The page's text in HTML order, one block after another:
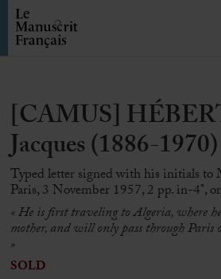
[CAMUS]
Jacques (1886-1970)
Typed letter signed with his initials to
Paris, 3 November 1957, 2 pp. in-4°,
« He is first traveling to Algeria, where
mother, and will only pass through Paris
»
SOLD